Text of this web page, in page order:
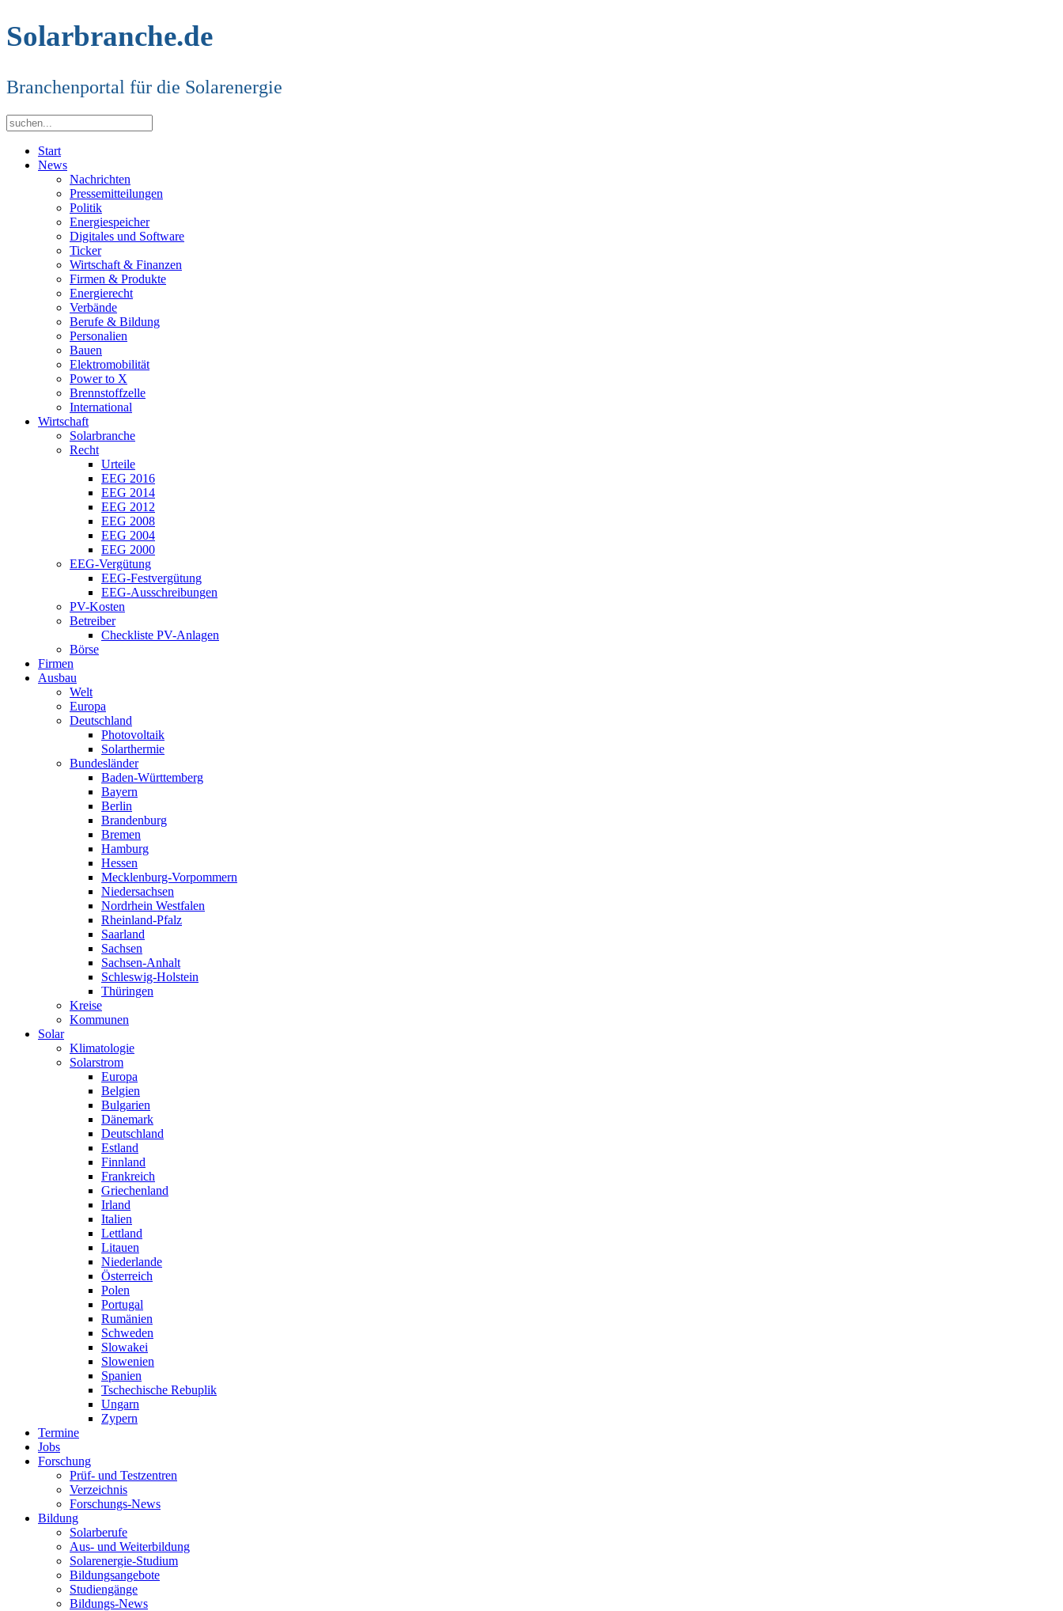
Solarbranche.de
Branchenportal für die Solarenergie
Start
News
Nachrichten
Pressemitteilungen
Politik
Energiespeicher
Digitales und Software
Ticker
Wirtschaft & Finanzen
Firmen & Produkte
Energierecht
Verbände
Berufe & Bildung
Personalien
Bauen
Elektromobilität
Power to X
Brennstoffzelle
International
Wirtschaft
Solarbranche
Recht
Urteile
EEG 2016
EEG 2014
EEG 2012
EEG 2008
EEG 2004
EEG 2000
EEG-Vergütung
EEG-Festvergütung
EEG-Ausschreibungen
PV-Kosten
Betreiber
Checkliste PV-Anlagen
Börse
Firmen
Ausbau
Welt
Europa
Deutschland
Photovoltaik
Solarthermie
Bundesländer
Baden-Württemberg
Bayern
Berlin
Brandenburg
Bremen
Hamburg
Hessen
Mecklenburg-Vorpommern
Niedersachsen
Nordrhein Westfalen
Rheinland-Pfalz
Saarland
Sachsen
Sachsen-Anhalt
Schleswig-Holstein
Thüringen
Kreise
Kommunen
Solar
Klimatologie
Solarstrom
Europa
Belgien
Bulgarien
Dänemark
Deutschland
Estland
Finnland
Frankreich
Griechenland
Irland
Italien
Lettland
Litauen
Niederlande
Österreich
Polen
Portugal
Rumänien
Schweden
Slowakei
Slowenien
Spanien
Tschechische Rebuplik
Ungarn
Zypern
Termine
Jobs
Forschung
Prüf- und Testzentren
Verzeichnis
Forschungs-News
Bildung
Solarberufe
Aus- und Weiterbildung
Solarenergie-Studium
Bildungsangebote
Studiengänge
Bildungs-News